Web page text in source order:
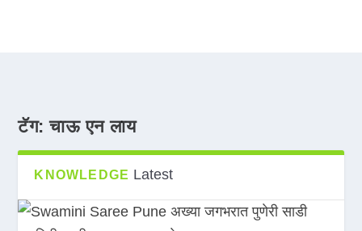
टॅग:चाऊ एन लाय
KNOWLEDGE Latest